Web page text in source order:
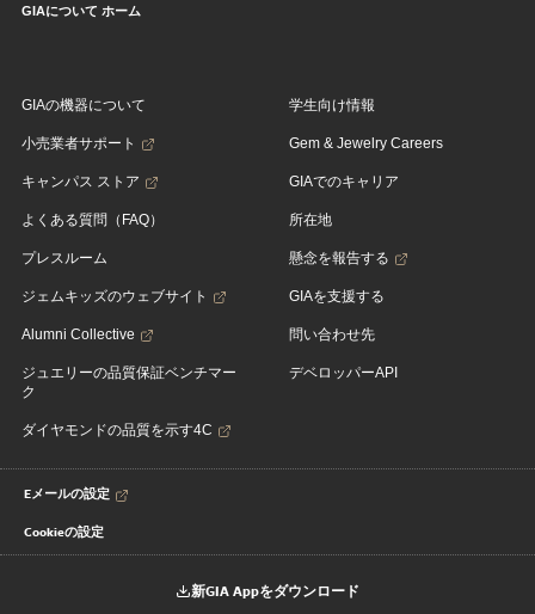
GIAについて ホーム
GIAの機器について
小売業者サポート
キャンパス ストア
よくある質問（FAQ）
プレスルーム
ジェムキッズのウェブサイト
Alumni Collective
ジュエリーの品質保証ベンチマー
ク
ダイヤモンドの品質を示す4C
学生向け情報
Gem & Jewelry Careers
GIAでのキャリア
所在地
懸念を報告する
GIAを支援する
問い合わせ先
デベロッパーAPI
Eメールの設定
Cookieの設定
新GIA Appをダウンロード